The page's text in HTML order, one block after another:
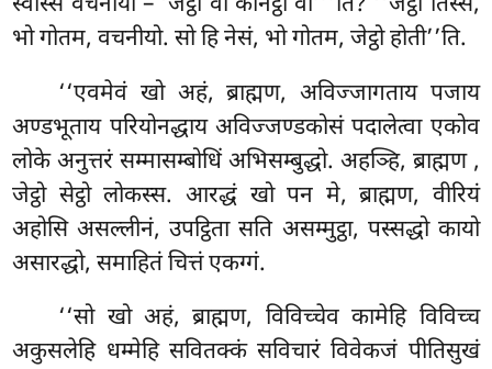
भो गोतम, वचनीयो. सो हि नेसं, भो गोतम, जेट्ठो होती’’ति.
‘‘एवमेवं खो अहं, ब्राह्मण, अविज्जागताय पजाय
अण्डभूताय परियोनद्धाय अविज्जण्डकोसं पदालेत्वा एकोव
लोके अनुत्तरं सम्मासम्बोधिं अभिसम्बुद्धो. अहञ्हि, ब्राह्मण ,
जेट्ठो सेट्ठो लोकस्स. आरद्धं खो पन मे, ब्राह्मण, वीरियं
अहोसि असल्लीनं, उपट्ठिता सति असम्मुट्ठा, पस्सद्धो कायो
असारद्धो, समाहितं चित्तं एकग्गं.
‘‘सो खो अहं, ब्राह्मण, विविच्चेव कामेहि विविच्च
अकुसलेहि धम्मेहि सवितक्कं सविचारं विवेकजं पीतिसुखं